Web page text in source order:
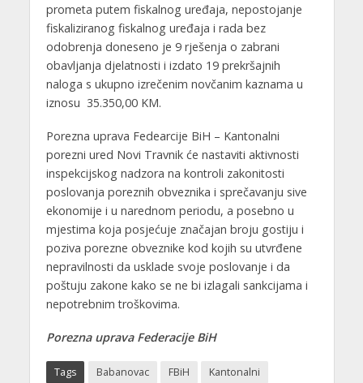
prometa putem fiskalnog uređaja, nepostojanje
fiskaliziranog fiskalnog uređaja i rada bez
odobrenja doneseno je 9 rješenja o zabrani
obavljanja djelatnosti i izdato 19 prekršajnih
naloga s ukupno izrečenim novčanim kaznama u
iznosu 35.350,00 KM.
Porezna uprava Fedearcije BiH – Kantonalni
porezni ured Novi Travnik će nastaviti aktivnosti
inspekcijskog nadzora na kontroli zakonitosti
poslovanja poreznih obveznika i sprečavanju sive
ekonomije i u narednom periodu, a posebno u
mjestima koja posjećuje značajan broju gostiju i
poziva porezne obveznike kod kojih su utvrđene
nepravilnosti da usklade svoje poslovanje i da
poštuju zakone kako se ne bi izlagali sankcijama i
nepotrebnim troškovima.
Porezna uprava Federacije BiH
Tags Babanovac FBiH
Kantonalni